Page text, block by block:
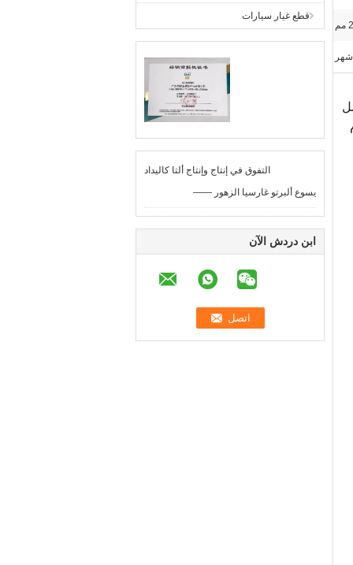
قطع غيار سيارات
التفوق في إنتاج وإنتاج ألتا كاليداد
—— يسوع ألبرتو غارسيا الزهور
ابن دردش الآن